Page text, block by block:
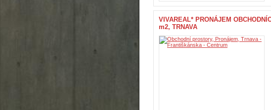
VIVAREAL* PRONÁJEM
m2, TRNAVA